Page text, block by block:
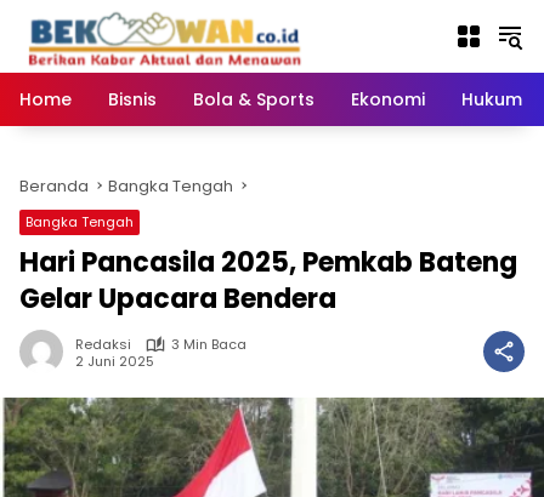
konten
Home
Bisnis Bola & Sports Ekonomi Hukum
Beranda Bangka Tengah
Bangka Tengah
‎Hari Pancasila 2025, Pemkab Bateng
Gelar Upacara Bendera ‎
Redaksi
3 Min Baca
2 Juni 2025